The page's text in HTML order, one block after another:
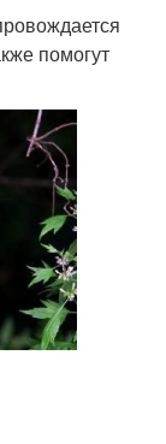
помогут